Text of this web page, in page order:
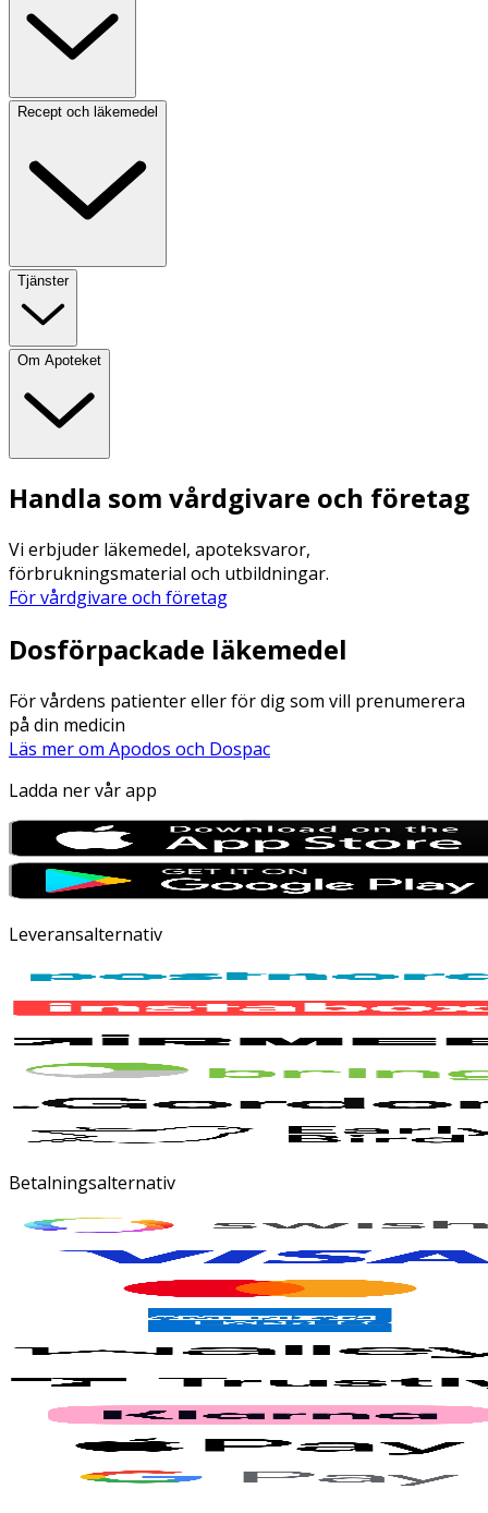
Recept och läkemedel
Tjänster
Om Apoteket
Handla som vårdgivare och företag
Vi erbjuder läkemedel, apoteksvaror,
förbrukningsmaterial och utbildningar.
För vårdgivare och företag
Dosförpackade läkemedel
För vårdens patienter eller för dig som vill prenumerera
på din medicin
Läs mer om Apodos och Dospac
Ladda ner vår app
Leveransalternativ
Betalningsalternativ